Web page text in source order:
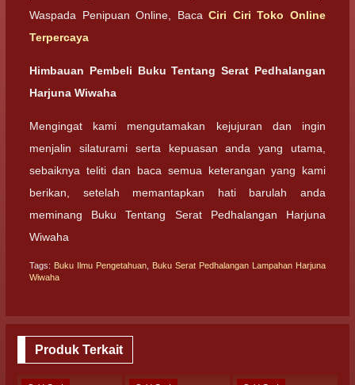
Waspada Penipuan Online, BacaCiri Ciri Toko Online
Terpercaya
Himbauan Pembeli Buku Tentang Serat Pedhalangan
Harjuna Wiwaha
Mengingat kami mengutamakan kejujuran dan ingin
menjalin silaturami serta kepuasan anda yang utama,
sebaiknya teliti dan baca semua keterangan yang kami
berikan, setelah memantapkan hati barulah anda
meminang Buku Tentang Serat Pedhalangan Harjuna
Wiwaha
Tags: Buku Ilmu Pengetahuan
Buku Serat Pedhalangan Lampahan Harjuna
Wiwaha
Produk Terkait